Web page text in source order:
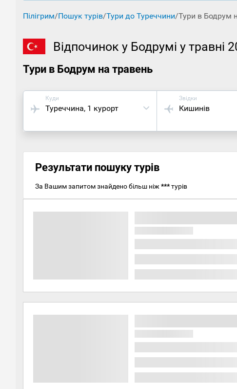
Пілігрим/Пошук турів/Тури до Туреччини/Тури в Бодрум
Відпочинок у Бодрумі у травні
Тури в Бодрум на травень
Куди
Туреччина, 1 курорт
Звідки
Кишинів
Результати пошуку турів
За Вашим запитом знайдено більш ніж ***турів